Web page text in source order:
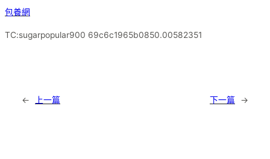
包養網
TC:sugarpopular900 69c6c1965b0850.00582351
← 上一篇 下一篇 →